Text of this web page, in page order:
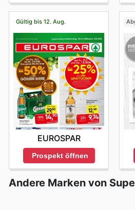
exklusive Einsparungen.
Gültig bis 12. Aug.
EUROSPAR
Prospekt öffnen
Andere Marken von